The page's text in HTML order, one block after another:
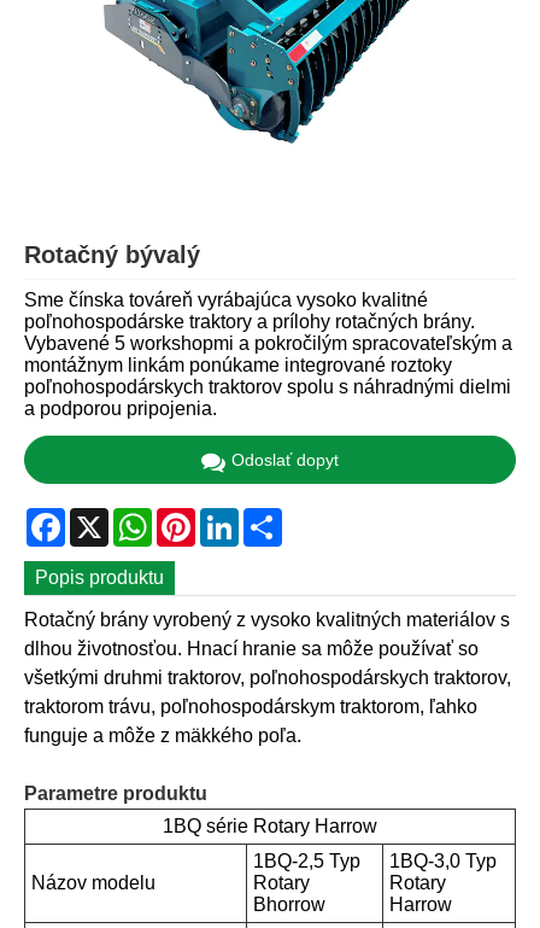
Rotačný bývalý
Sme čínska továreň vyrábajúca vysoko kvalitné
poľnohospodárske traktory a prílohy rotačných brány.
Vybavené 5 workshopmi a pokročilým spracovateľským a
montážnym linkám ponúkame integrované roztoky
poľnohospodárskych traktorov spolu s náhradnými dielmi
a podporou pripojenia.
Odoslať dopyt
Facebook
X WhatsApp
PinterestLinkedIn
Popis produktu
Rotačný brány vyrobený z vysoko kvalitných materiálov s
dlhou životnosťou. Hnací hranie sa môže používať so
všetkými druhmi traktorov, poľnohospodárskych traktorov,
traktorom trávu, poľnohospodárskym traktorom, ľahko
funguje a môže z mäkkého poľa.
Parametre produktu
1BQ série Rotary Harrow
Názov modelu
1BQ-2,5 Typ
Rotary
Bhorrow
1BQ-3,0 Typ
Rotary
Harrow